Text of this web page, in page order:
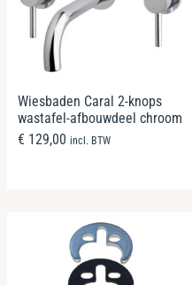
Wiesbaden Caral 2-knops
wastafel-afbouwdeel chroom
€ 129,00 incl. BTW